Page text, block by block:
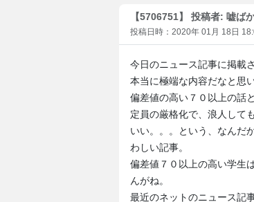
【5706751】 投稿者: 嘘ば
投稿日時：2020年 01月 18日
今日のニュース記事に掲載
本当に極端な内容だなと思
偏差値の高い７０以上の話
定員の厳格化で、浪人して
いい。。。という、なんだ
わしい記事。
偏差値７０以上の高い学生
んがね。
最近のネットのニュース記